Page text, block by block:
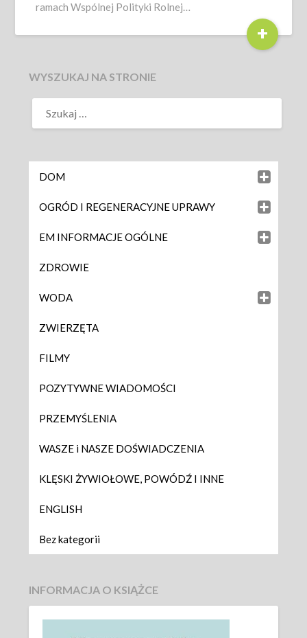
ramach Wspólnej Polityki Rolnej…
+
WYSZUKAJ NA STRONIE
DOM
OGRÓD I REGENERACYJNE UPRAWY
EM INFORMACJE OGÓLNE
ZDROWIE
WODA
ZWIERZĘTA
FILMY
POZYTYWNE WIADOMOŚCI
PRZEMYŚLENIA
WASZE i NASZE DOŚWIADCZENIA
KLĘSKI ŻYWIOŁOWE, POWÓDŹ I INNE
ENGLISH
Bez kategorii
INFORMACJA O KSIĄŻCE